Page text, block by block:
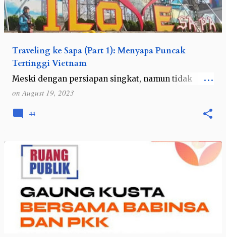
Traveling ke Sapa (Part 1): Menyapa Puncak
Tertinggi Vietnam
Meski dengan persiapan singkat, namun tidak
berarti persiapannya asal-asalan ya. Demikian pula
saat saya memutuskan untuk traveling impulsif ke
Vietnam . Seterburu-burunya saya me…
onAugust 19, 2023
44